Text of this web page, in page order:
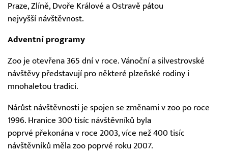
Praze, Zlíně, Dvoře Králové a Ostravě pátou
nejvyšší návštěvnost.
Adventní programy
Zoo je otevřena 365 dní v roce. Vánoční a silvestrovské
návštěvy představují pro některé plzeňské rodiny i
mnohaletou tradici.
Nárůst návštěvnosti je spojen se změnami v zoo po roce
1996. Hranice 300 tisíc návštěvníků byla
poprvé překonána v roce 2003, více než 400 tisíc
návštěvníků měla zoo poprvé roku 2007.